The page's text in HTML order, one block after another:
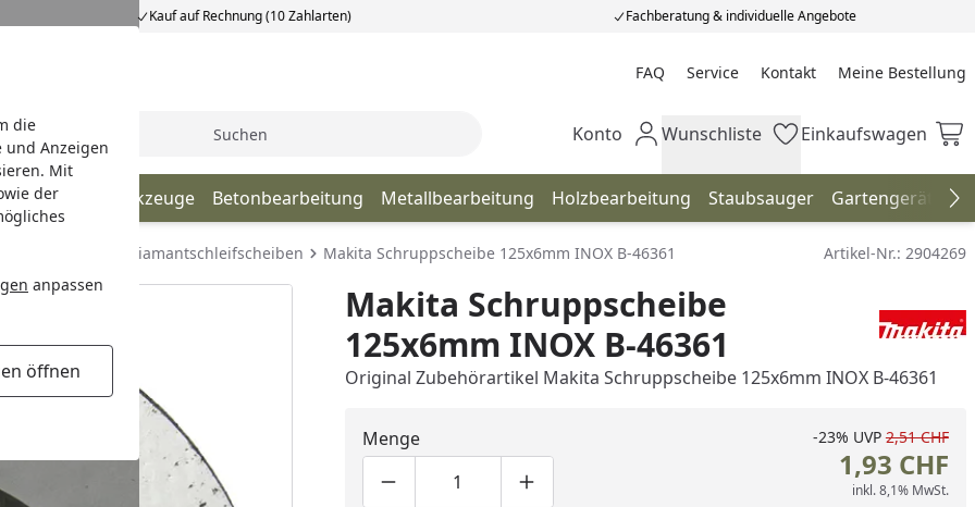
die
und Anzeigen
Mit
der
anpassen
öffnen
Kauf auf Rechnung (10 Zahlarten) Fachberatung & individuelle Angebote
FAQ Service Kontakt Meine Bestellung
Meine Bestellung
Suche Mein Konto
Konto Wunschliste
Wunschliste Einkaufswagen
Einkaufswagen
Betonbearbeitung Metallbearbeitung Holzbearbeitung Staubsauger Gartengeräte
Makita Diamantschleifscheiben Makita Schruppscheibe 125x6mm INOX B-46361 Artikel-Nr.: 2904269
Makita Schruppscheibe
125x6mm INOX B-46361
Original Zubehörartikel Makita Schruppscheibe 125x6mm INOX B-46361
Menge
Produktmenge um eins verringern
Produktmenge manuell eingeben
Produktmenge um eins erhöhen
-23% UVP 2,51 CHF
1,93 CHF
inkl. 8,1% MwSt.